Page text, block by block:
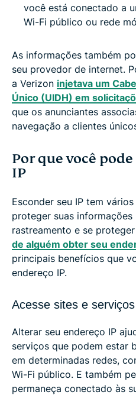
você está conectado a
Wi-Fi público ou rede
As informações também
seu provedor de internet.
a Verizon injetava um
Único (UIDH) em
que os anunciantes
navegação a clientes
Por que você
IP
Esconder seu IP tem
proteger suas informações
rastreamento e se
de alguém obter seu
principais benefícios que
endereço IP.
Acesse sites e
Alterar seu endereço IP
serviços que podem estar
em determinadas redes,
Wi-Fi público. E também
permaneça conectado às